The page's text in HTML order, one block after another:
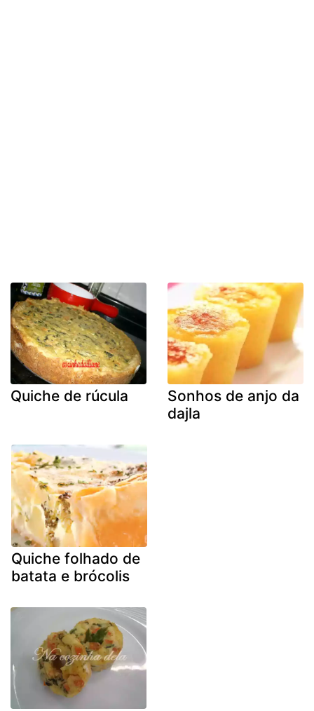
Quiche de rúcula
Sonhos de anjo da
dajla
Quiche folhado de
batata e brócolis